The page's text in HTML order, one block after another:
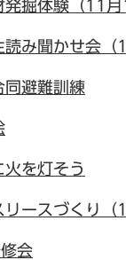
発掘体験（11
読み聞かせ会
同避難訓練
を灯そう
リースづくり（
会